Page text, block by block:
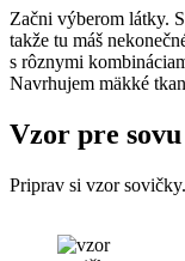
Začni výberom látky.
takže tu máš
s rôznymi
Navrhujem mäkké
Vzor pre
Priprav si vzor